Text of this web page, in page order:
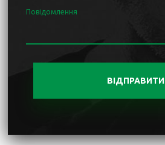
Повідомлення
ВІДПРАВИТИ